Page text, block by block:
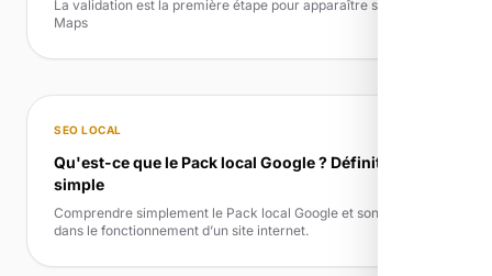
La validation est la première étape pour apparaître sur Google
Maps
SEO LOCAL
Qu'est-ce que le Pack local Google ? Définition
simple
Comprendre simplement le Pack local Google et son rôle
dans le fonctionnement d’un site internet.